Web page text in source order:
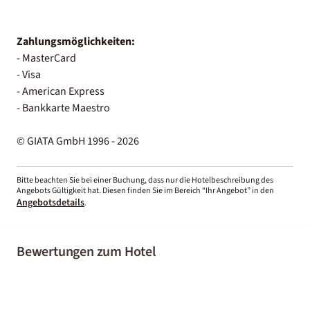
Zahlungsmöglichkeiten:
- MasterCard
- Visa
- American Express
- Bankkarte Maestro
© GIATA GmbH 1996 - 2026
Bitte beachten Sie bei einer Buchung, dass nur die Hotelbeschreibung des
Angebots Gültigkeit hat. Diesen finden Sie im Bereich “Ihr Angebot” in den
Angebotsdetails.
Bewertungen zum Hotel